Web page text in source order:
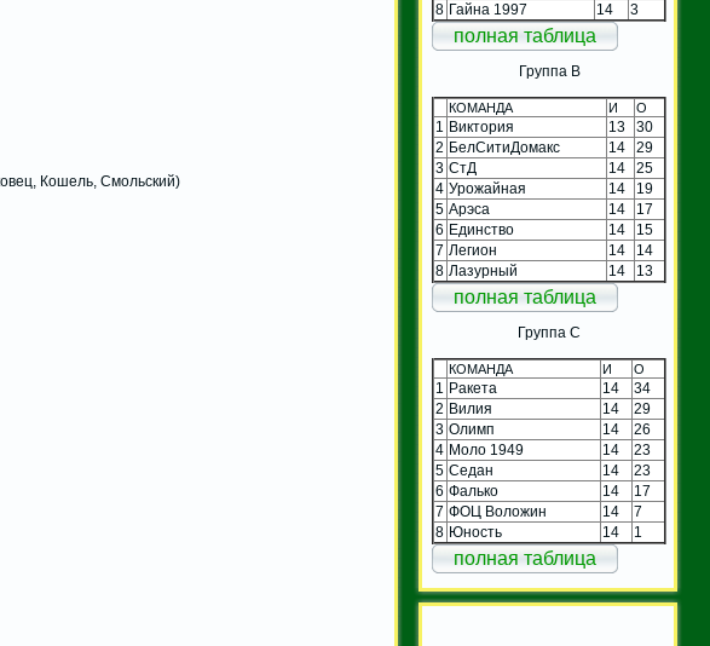
Кошель, Смольский)
8 Гайна 1997 14 3
полная таблица
Группа B
КОМАНДА И О
1 Виктория 13
30
2 БелСитиДомакс 14
29
3 СтД 14
25
4 Урожайная 14
19
5 Арэса 14
17
6 Единство 14
15
7 Легион 14
14
8 Лазурный 14 13
полная таблица
Группа C
КОМАНДА И О
1 Ракета 14
34
2 Вилия 14
29
3 Олимп 14
26
4 Моло 1949 14
23
5 Седан 14
23
6 Фалько 14
17
7 ФОЦ Воложин 14
7
8 Юность 14 1
полная таблица